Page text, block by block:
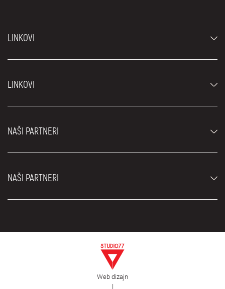
LINKOVI
Luksuzni automobili
Cene
LINKOVI
Blog
O nama
NAŠI PARTNERI
Rent a car Beograd Royal
NAŠI PARTNERI
EDePro
Web dizajn
|